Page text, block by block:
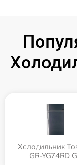
Холодильник
GR-YG74RD